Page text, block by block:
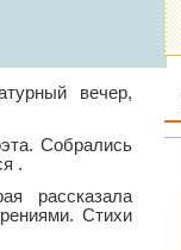
вечер,
Собрались
.
рассказала
Стихи